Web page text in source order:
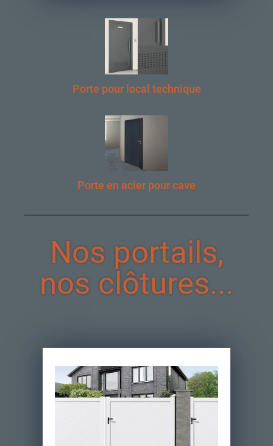
Porte pour local technique
Porte en acier pour cave
Nos portails,
nos clôtures...